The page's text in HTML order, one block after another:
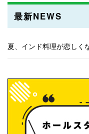
最新NEWS
夏、インド料理が恋しく